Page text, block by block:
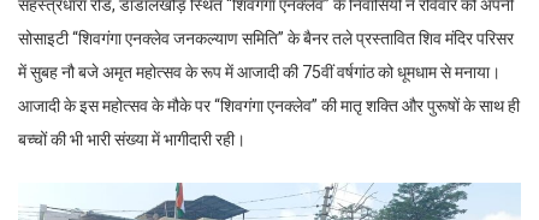
सहस्त्रधारा रोड, डांडालखौड़ स्थित “शिवगंगा एनक्लेव” के निवासियों ने रविवार को अपनी
सोसाइटी “शिवगंगा एनक्लेव जनकल्याण समिति” के बैनर तले प्रस्तावित शिव मंदिर परिसर
में सुबह नौ बजे अमृत महोत्सव के रूप में आजादी की 75वीं वर्षगांठ को धूमधाम से मनाया।
आजादी के इस महोत्सव के मौके पर “शिवगंगा एनक्लेव” की मातृ शक्ति और पुरूषों के साथ ही
बच्चों की भी भारी संख्या में भागीदारी रही।